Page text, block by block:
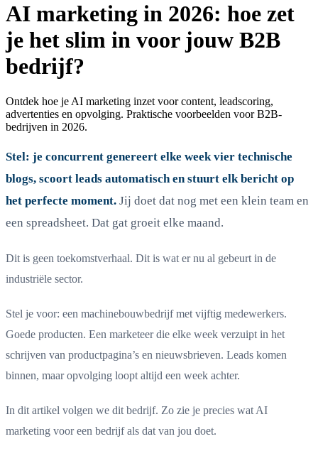
AI marketing in 2026: hoe zet
je het slim in voor jouw B2B
bedrijf?
Ontdek hoe je AI marketing inzet voor content, leadscoring,
advertenties en opvolging. Praktische voorbeelden voor B2B-
bedrijven in 2026.
Stel: je concurrent genereert elke week vier technische
blogs, scoort leads automatisch en stuurt elk bericht op
het perfecte moment. Jij doet dat nog met een klein team en
een spreadsheet. Dat gat groeit elke maand.
Dit is geen toekomstverhaal. Dit is wat er nu al gebeurt in de
industriële sector.
Stel je voor: een machinebouwbedrijf met vijftig medewerkers.
Goede producten. Een marketeer die elke week verzuipt in het
schrijven van productpagina’s en nieuwsbrieven. Leads komen
binnen, maar opvolging loopt altijd een week achter.
In dit artikel volgen we dit bedrijf. Zo zie je precies wat AI
marketing voor een bedrijf als dat van jou doet.